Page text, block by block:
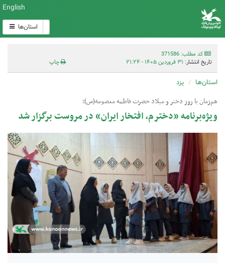
English
استان‌ها
کد مطلب: 371586
تاریخ انتشار: ۳۱ فروردین ۱۴۰۵ - ۲۱:۲۴ چاپ
استان‌ها یزد
هم‌زمان با روز دختر و میلاد حضرت فاطمه معصومه(س)؛
ویژه‌برنامه «دخترم، افتخار ایران» در مروست برگزار شد